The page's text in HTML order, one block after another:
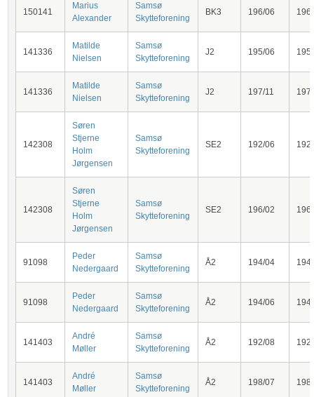
150141
Marius
Alexander
Samsø
Skytteforening
BK3 196/06 196
141336
Matilde
Nielsen
Samsø
Skytteforening
J2 195/06 195
141336
Matilde
Nielsen
Samsø
Skytteforening
J2 197/11 197
142308
Søren
Stjerne
Holm
Jørgensen
Samsø
Skytteforening
SE2 192/06 192
142308
Søren
Stjerne
Holm
Jørgensen
Samsø
Skytteforening
SE2 196/02 196
91098
Peder
Nedergaard
Samsø
Skytteforening
Å2 194/04 194
91098
Peder
Nedergaard
Samsø
Skytteforening
Å2 194/06 194
141403
André
Møller
Samsø
Skytteforening
Å2 192/08 192
141403
André
Møller
Samsø
Skytteforening
Å2 198/07 198